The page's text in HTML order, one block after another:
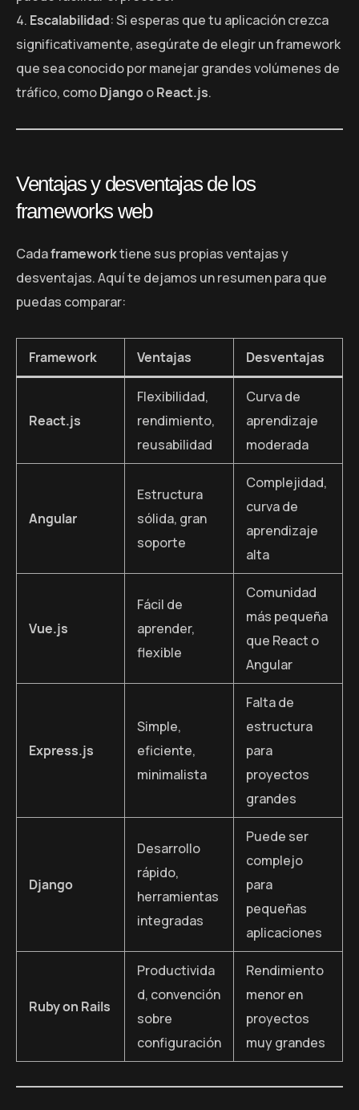
Escalabilidad: Si esperas que tu aplicación crezca
significativamente, asegúrate de elegir un framework
que sea conocido por manejar grandes volúmenes de
tráfico, comoDjangooReact.js.
Ventajas y desventajas de los
frameworks web
Cadaframeworktiene sus propias ventajas y
desventajas. Aquí te dejamos un resumen para que
puedas comparar:
Framework Ventajas Desventajas
React.js
Flexibilidad,
rendimiento,
reusabilidad
Curva de
aprendizaje
moderada
Angular
Estructura
sólida, gran
soporte
Complejidad,
curva de
aprendizaje
alta
Vue.js
Fácil de
aprender,
flexible
Comunidad
más pequeña
que React o
Angular
Express.js
Simple,
eficiente,
minimalista
Falta de
estructura
para
proyectos
grandes
Django
Desarrollo
rápido,
herramientas
integradas
Puede ser
complejo
para
pequeñas
aplicaciones
Ruby on Rails
Productivida
d, convención
sobre
configuración
Rendimiento
menor en
proyectos
muy grandes